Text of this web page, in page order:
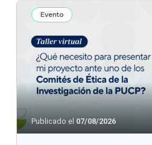
Evento
Publicado el 07/08/2026